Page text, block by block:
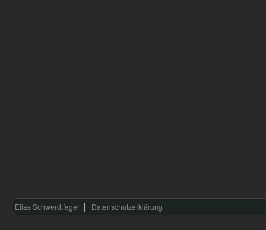
Elias Schwerdtfeger Datenschutzerklärung